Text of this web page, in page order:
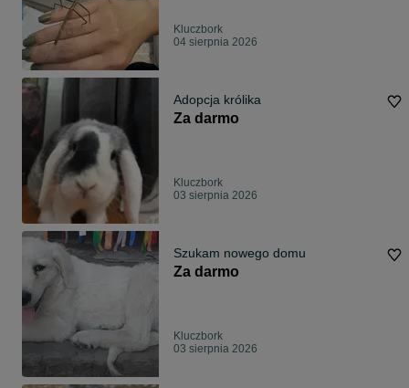
Kluczbork
04 sierpnia 2026
Adopcja królika
Za darmo
Kluczbork
03 sierpnia 2026
Szukam nowego domu
Za darmo
Kluczbork
03 sierpnia 2026